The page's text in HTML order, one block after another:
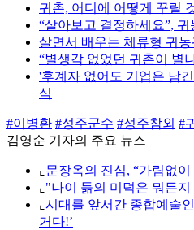
귀촌, 어디에 어떻게 꾸릴
“살아보고 결정하세요”,
살면서 배우는 체류형 귀
“별생각 없었던 귀촌이 별
'후계자 없어도 기업은 남
식
#이병환 #성주군수 #성주참외 #
김영순 기자의 주요 뉴스
⌞ 문장옥의 진심, “가림없
⌞ "나이 듦의 미덕은 뭐든
⌞ 시대를 앞서간 종합예술
거다!’